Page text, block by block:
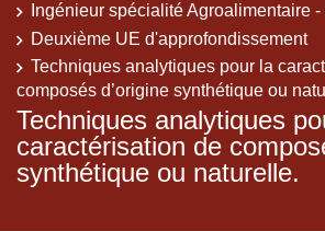
Ingénieur spécialité Agroalimentaire
Deuxième UE d'approfondissement
Techniques analytiques pour la
composés d’origine synthétique ou
Techniques analytiques
caractérisation de
synthétique ou naturelle.